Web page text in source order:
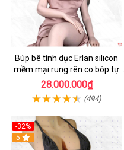
Búp bê tình dục Erlan silicon
mềm mại rung rên co bóp tự
động
28.000.000₫
(494)
-32%
5